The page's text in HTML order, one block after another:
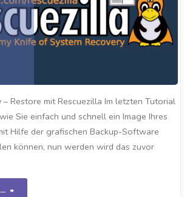
– Restore mit Rescuezilla Im letzten Tutorial
Sie einfach und schnell ein Image Ihres
Hilfe der grafischen Backup-Software
können, nun werden wird das zuvor
"Rescuezilla